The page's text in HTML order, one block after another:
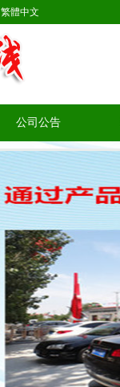
繁體中文
公司公告